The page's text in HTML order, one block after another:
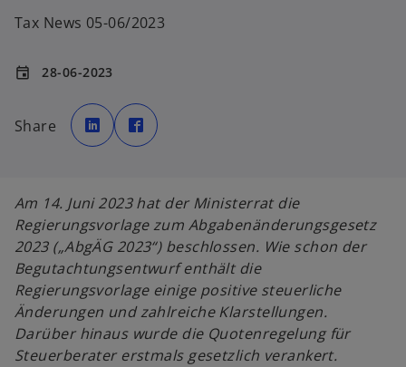
Tax News 05-06/2023
event 28-06-2023
Share
w
i
r
d
n
e
n
u
n
e
i
t
r
i
r
e
n
e
u
e
n
e
g
i
t
r
Am 14. Juni 2023 hat der Ministerrat die
Regierungsvorlage zum Abgabenänderungsgesetz
2023 („AbgÄG 2023“) beschlossen. Wie schon der
Begutachtungsentwurf enthält die
Regierungsvorlage einige positive steuerliche
Änderungen und zahlreiche Klarstellungen.
Darüber hinaus wurde die Quotenregelung für
Steuerberater erstmals gesetzlich verankert.